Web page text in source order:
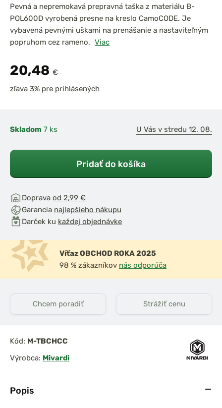
Popis
Pevná a nepremokavá prepravná taška z materiálu B-
POL600D vyrobená presne na kreslo CamoCODE. Je
vybavená pevnými uškami na prenášanie a nastaviteľným
popruhom cez rameno. Viac
20,48 €
zľava 3% pre prihlásených
Skladom 7 ks U Vás v stredu 12. 08.
Pridať do košíka
Doprava od 2,99 €
Garancia najlepšieho nákupu
Darček ku každej objednávke
Víťaz OBCHOD ROKA 2025
98 % zákazníkov nás odporúča
Chcem poradiť Strážiť cenu
Kód: M-TBCHCC
Výrobca: Mivardi